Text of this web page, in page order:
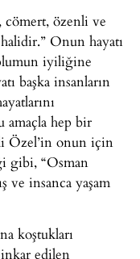
cömert, özenli ve
Onun hayatı
iyiliğine
başka insanların
hep bir
Özel’in onun için
gibi, “Osman
ve insanca yaşam
koştukları
edilen